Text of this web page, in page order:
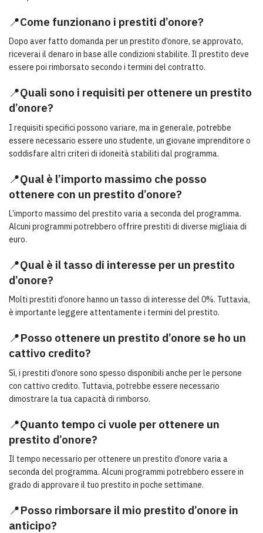
📍Come funzionano i prestiti d’onore?
Dopo aver fatto domanda per un prestito d’onore, se approvato,
riceverai il denaro in base alle condizioni stabilite. Il prestito deve
essere poi rimborsato secondo i termini del contratto.
📍Quali sono i requisiti per ottenere un prestito
d’onore?
I requisiti specifici possono variare, ma in generale, potrebbe
essere necessario essere uno studente, un giovane imprenditore o
soddisfare altri criteri di idoneità stabiliti dal programma.
📍Qual è l’importo massimo che posso
ottenere con un prestito d’onore?
L’importo massimo del prestito varia a seconda del programma.
Alcuni programmi potrebbero offrire prestiti di diverse migliaia di
euro.
📍Qual è il tasso di interesse per un prestito
d’onore?
Molti prestiti d’onore hanno un tasso di interesse del 0%. Tuttavia,
è importante leggere attentamente i termini del prestito.
📍Posso ottenere un prestito d’onore se ho un
cattivo credito?
Sì, i prestiti d’onore sono spesso disponibili anche per le persone
con cattivo credito. Tuttavia, potrebbe essere necessario
dimostrare la tua capacità di rimborso.
📍Quanto tempo ci vuole per ottenere un
prestito d’onore?
Il tempo necessario per ottenere un prestito d’onore varia a
seconda del programma. Alcuni programmi potrebbero essere in
grado di approvare il tuo prestito in poche settimane.
📍Posso rimborsare il mio prestito d’onore in
anticipo?